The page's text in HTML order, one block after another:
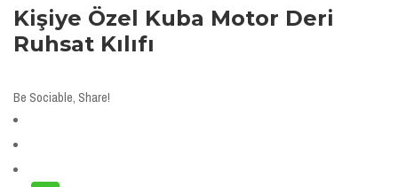
Kişiye Özel Kuba Motor Deri
Ruhsat Kılıfı
Be Sociable, Share!